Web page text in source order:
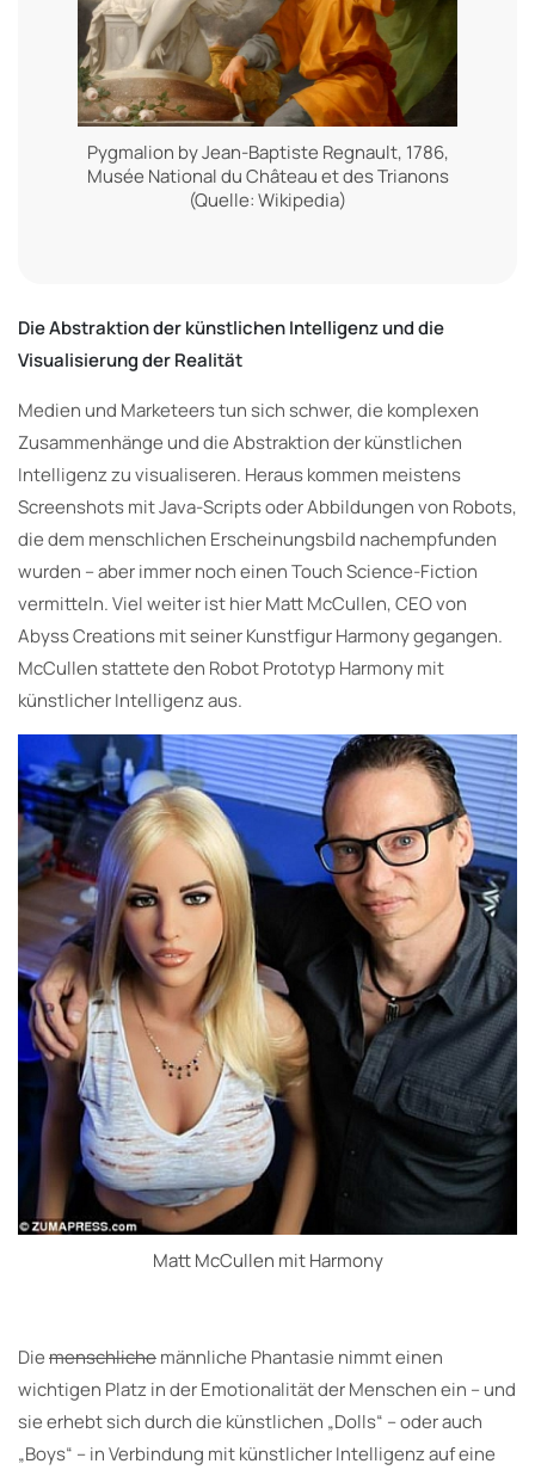
Pygmalion by Jean-Baptiste Regnault, 1786,
Musée National du Château et des Trianons
(Quelle: Wikipedia)
Die Abstraktion der künstlichen Intelligenz und die
Visualisierung der Realität
Medien und Marketeers tun sich schwer, die komplexen
Zusammenhänge und die Abstraktion der künstlichen
Intelligenz zu visualiseren. Heraus kommen meistens
Screenshots mit Java-Scripts oder Abbildungen von Robots,
die dem menschlichen Erscheinungsbild nachempfunden
wurden – aber immer noch einen Touch Science-Fiction
vermitteln. Viel weiter ist hier Matt McCullen, CEO von
Abyss Creations mit seiner Kunstfigur Harmony gegangen.
McCullen stattete den Robot Prototyp Harmony mit
künstlicher Intelligenz aus.
Matt McCullen mit Harmony
Diemenschlichemännliche Phantasie nimmt einen
wichtigen Platz in der Emotionalität der Menschen ein – und
sie erhebt sich durch die künstlichen „Dolls“ – oder auch
„Boys“ – in Verbindung mit künstlicher Intelligenz auf eine